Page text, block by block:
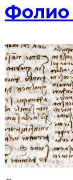
Фолио